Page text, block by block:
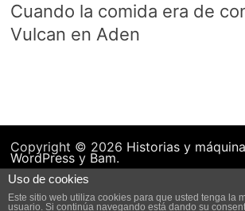
Cuando la comida era de
Vulcan en Aden
Copyright © 2026 Historias y
WordPressy Bam.
Uso de cookies
Este sitio web utiliza cookies para que usted tenga la
usuario. Si continúa navegando está dando su